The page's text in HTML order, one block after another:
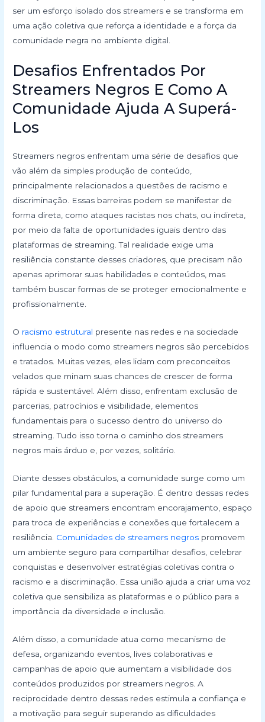
ser um esforço isolado dos streamers e se transforma em
uma ação coletiva que reforça a identidade e a força da
comunidade negra no ambiente digital.
Desafios Enfrentados Por
Streamers Negros E Como A
Comunidade Ajuda A Superá-
Los
Streamers negros enfrentam uma série de desafios que
vão além da simples produção de conteúdo,
principalmente relacionados a questões de racismo e
discriminação. Essas barreiras podem se manifestar de
forma direta, como ataques racistas nos chats, ou indireta,
por meio da falta de oportunidades iguais dentro das
plataformas de streaming. Tal realidade exige uma
resiliência constante desses criadores, que precisam não
apenas aprimorar suas habilidades e conteúdos, mas
também buscar formas de se proteger emocionalmente e
profissionalmente.
O racismo estrutural presente nas redes e na sociedade
influencia o modo como streamers negros são percebidos
e tratados. Muitas vezes, eles lidam com preconceitos
velados que minam suas chances de crescer de forma
rápida e sustentável. Além disso, enfrentam exclusão de
parcerias, patrocínios e visibilidade, elementos
fundamentais para o sucesso dentro do universo do
streaming. Tudo isso torna o caminho dos streamers
negros mais árduo e, por vezes, solitário.
Diante desses obstáculos, a comunidade surge como um
pilar fundamental para a superação. É dentro dessas redes
de apoio que streamers encontram encorajamento, espaço
para troca de experiências e conexões que fortalecem a
resiliência. Comunidades de streamers negros promovem
um ambiente seguro para compartilhar desafios, celebrar
conquistas e desenvolver estratégias coletivas contra o
racismo e a discriminação. Essa união ajuda a criar uma voz
coletiva que sensibiliza as plataformas e o público para a
importância da diversidade e inclusão.
Além disso, a comunidade atua como mecanismo de
defesa, organizando eventos, lives colaborativas e
campanhas de apoio que aumentam a visibilidade dos
conteúdos produzidos por streamers negros. A
reciprocidade dentro dessas redes estimula a confiança e
a motivação para seguir superando as dificuldades